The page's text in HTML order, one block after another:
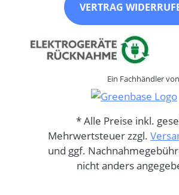
VERTRAG
Ein Fachhändler von
* Alle Preise inkl.
Mehrwertsteuer zzgl.
und ggf.
nicht anders